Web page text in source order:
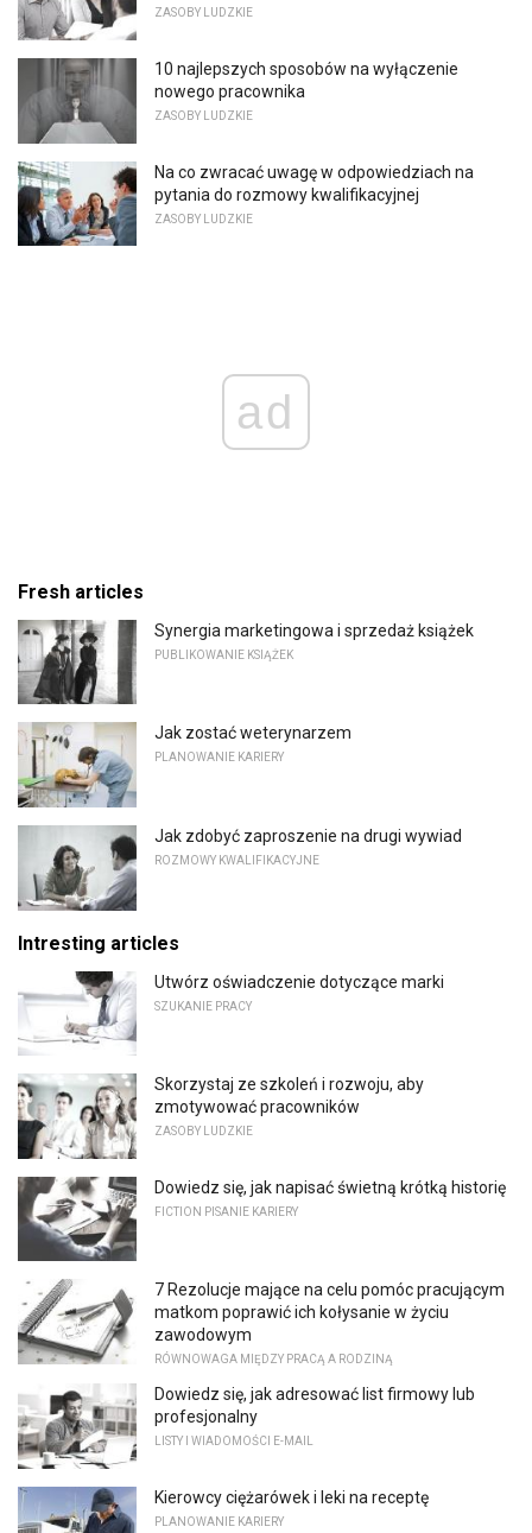
ZASOBY LUDZKIE
10 najlepszych sposobów na wyłączenie
nowego pracownika
ZASOBY LUDZKIE
Na co zwracać uwagę w odpowiedziach na
pytania do rozmowy kwalifikacyjnej
ZASOBY LUDZKIE
ad
Fresh articles
Synergia marketingowa i sprzedaż książek
PUBLIKOWANIE KSIĄŻEK
Jak zostać weterynarzem
PLANOWANIE KARIERY
Jak zdobyć zaproszenie na drugi wywiad
ROZMOWY KWALIFIKACYJNE
Intresting articles
Utwórz oświadczenie dotyczące marki
SZUKANIE PRACY
Skorzystaj ze szkoleń i rozwoju, aby
zmotywować pracowników
ZASOBY LUDZKIE
Dowiedz się, jak napisać świetną krótką historię
FICTION PISANIE KARIERY
7 Rezolucje mające na celu pomóc pracującym
matkom poprawić ich kołysanie w życiu
zawodowym
RÓWNOWAGA MIĘDZY PRACĄ A RODZINĄ
Dowiedz się, jak adresować list firmowy lub
profesjonalny
LISTY I WIADOMOŚCI E-MAIL
Kierowcy ciężarówek i leki na receptę
PLANOWANIE KARIERY